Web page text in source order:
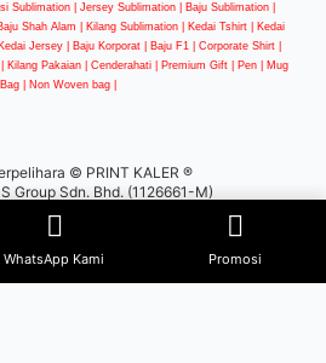
Sublimation | Jersey Sublimation | Baju Sublimation |
Shah Alam | Kilang Sublimation | Kedai Tshirt | Kedai
Jersey | Baju Korporat | Baju F1 | Corporate Shirt |
Kilang Pakaian | Cenderahati | Premium Gift | Pen | Mug
| Bag | Non Woven bag |
© PRINT KALER ®
Group Sdn. Bhd. (1126661-M)
DESIGN BY
WhatsApp Kami Promosi